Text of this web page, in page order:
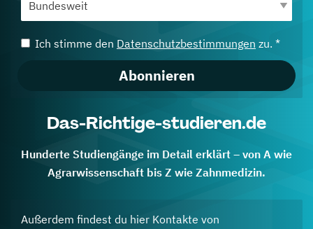
Ich stimme den Datenschutzbestimmungen zu. *
Abonnieren
Das-Richtige-studieren.de
Hunderte Studiengänge im Detail erklärt – von A wie
Agrarwissenschaft bis Z wie Zahnmedizin.
Außerdem findest du hier Kontakte von